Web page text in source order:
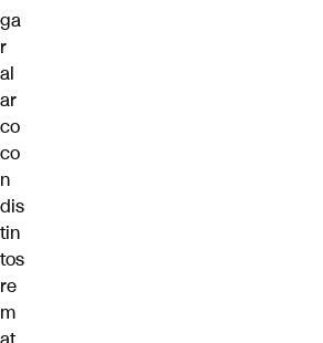
ga
r
al
ar
co
co
n
dis
tin
tos
re
m